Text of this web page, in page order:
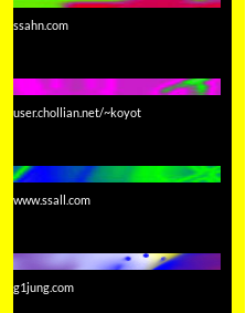
ssahn.com
user.chollian.net/~koyot
www.ssall.com
g1jung.com